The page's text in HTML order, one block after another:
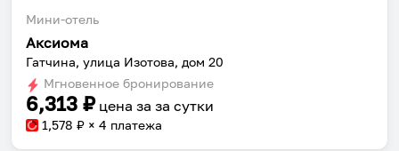
Мини-отель
Аксиома
Гатчина, улица Изотова, дом 20
Мгновенное бронирование
6,313 ₽ цена за за сутки
1,578 ₽ × 4 платежа